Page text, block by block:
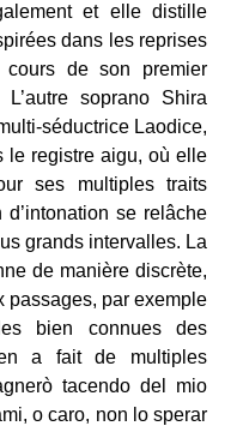
et elle distille
dans les reprises
de son premier
soprano Shira
séductrice Laodice,
le registre aigu, où elle
ses multiples traits
se relâche
grands intervalles. La
de manière discrète,
passages, par exemple
bien connues des
a fait de multiples
tacendo del mio
o caro, non lo sperar